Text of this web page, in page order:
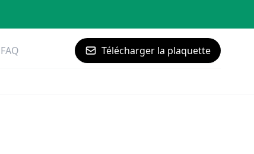
FAQ Télécharger la plaquette